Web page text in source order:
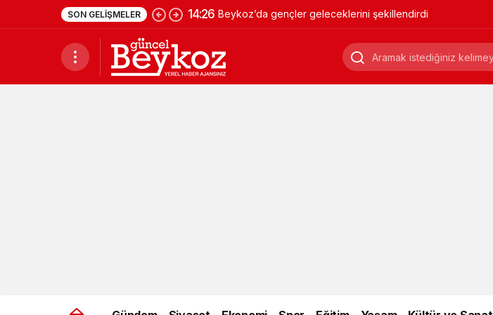
SON GELIŞMELER 14:26 Beykoz’da gençler geleceklerini şekillendirdi